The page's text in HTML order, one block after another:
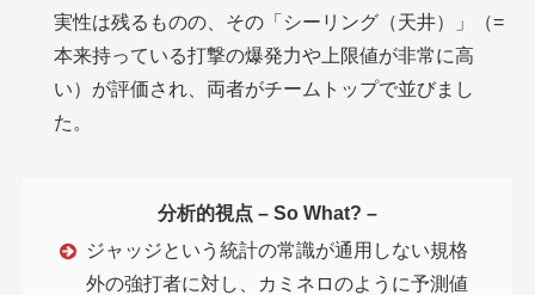
実性は残るものの、その「シーリング（天井）」（=
本来持っている打撃の爆発力や上限値が非常に高
い）が評価され、両者がチームトップで並びまし
た。
分析的視点 – So What? –
ジャッジという統計の常識が通用しない規格
外の強打者に対し、カミネロのように予測値